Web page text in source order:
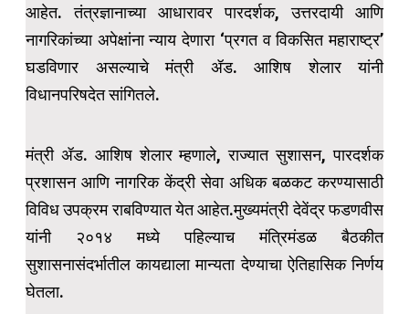
आहेत. तंत्रज्ञानाच्या आधारावर पारदर्शक, उत्तरदायी आणि
नागरिकांच्या अपेक्षांना न्याय देणारा ‘प्रगत व विकसित महाराष्ट्र’
घडविणार असल्याचे मंत्री ॲड. आशिष शेलार यांनी
विधानपरिषदेत सांगितले.
मंत्री ॲड. आशिष शेलार म्हणाले, राज्यात सुशासन, पारदर्शक
प्रशासन आणि नागरिक केंद्री सेवा अधिक बळकट करण्यासाठी
विविध उपक्रम राबविण्यात येत आहेत.मुख्यमंत्री देवेंद्र फडणवीस
यांनी २०१४ मध्ये पहिल्याच मंत्रिमंडळ बैठकीत
सुशासनासंदर्भातील कायद्याला मान्यता देण्याचा ऐतिहासिक निर्णय
घेतला.